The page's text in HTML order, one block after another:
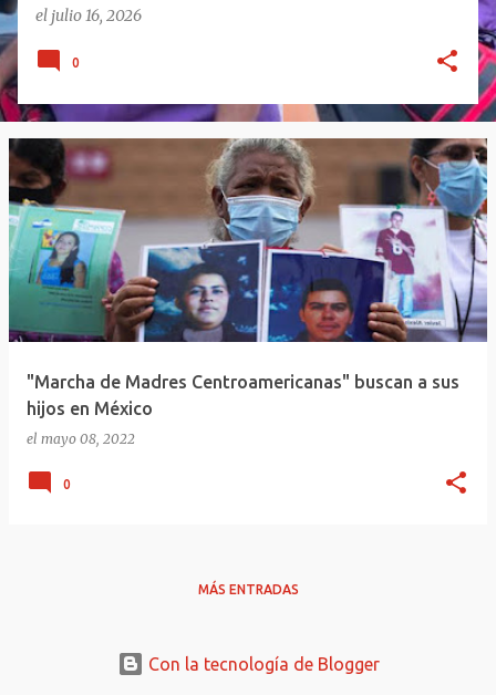
el julio 16, 2026
0
"Marcha de Madres Centroamericanas" buscan a sus
hijos en México
el mayo 08, 2022
0
MÁS ENTRADAS
Con la tecnología de Blogger